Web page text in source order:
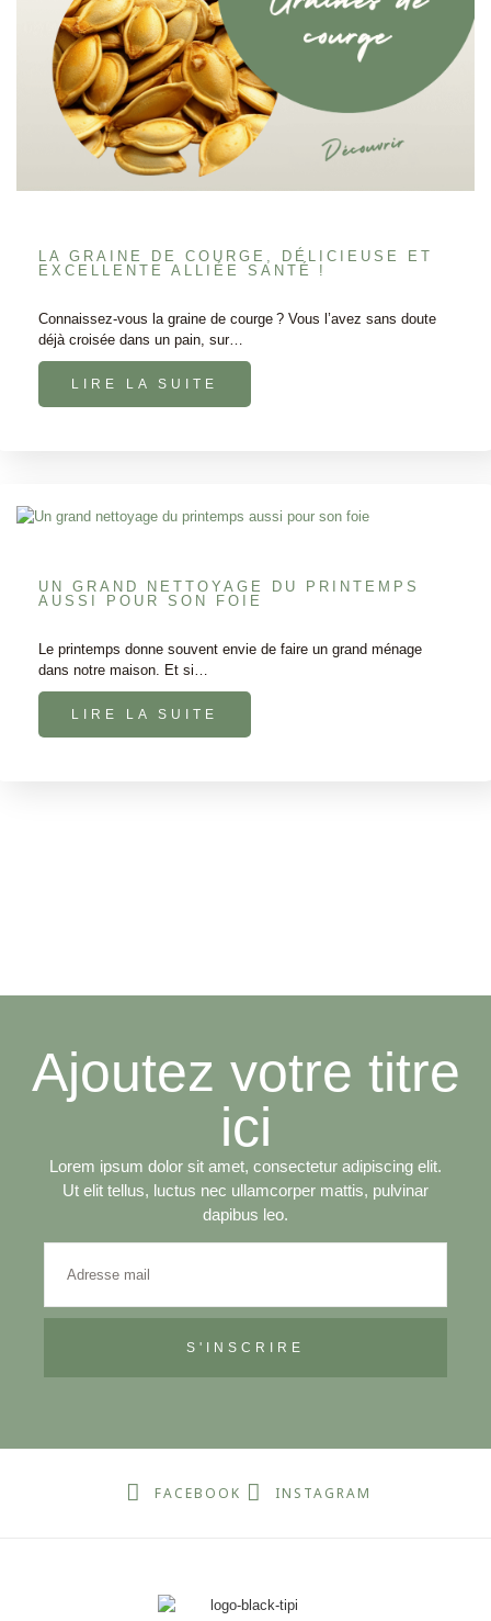
LA GRAINE DE COURGE, DÉLICIEUSE ET
EXCELLENTE ALLIÉE SANTÉ !
Connaissez-vous la graine de courge ? Vous l’avez sans doute
déjà croisée dans un pain, sur…
LIRE LA SUITE
UN GRAND NETTOYAGE DU PRINTEMPS
AUSSI POUR SON FOIE
Le printemps donne souvent envie de faire un grand ménage
dans notre maison. Et si…
LIRE LA SUITE
Ajoutez votre titre
ici
Lorem ipsum dolor sit amet, consectetur adipiscing elit.
Ut elit tellus, luctus nec ullamcorper mattis, pulvinar
dapibus leo.
S'INSCRIRE
FACEBOOK INSTAGRAM